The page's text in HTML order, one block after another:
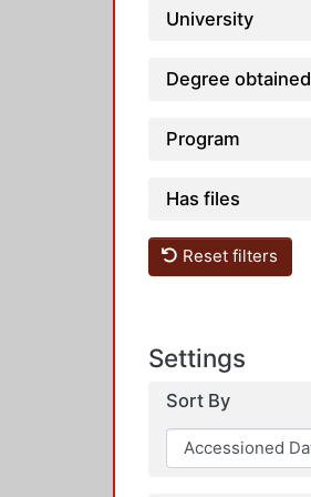
University
Degree obtained
Program
Has files
Reset filters
Settings
Sort By